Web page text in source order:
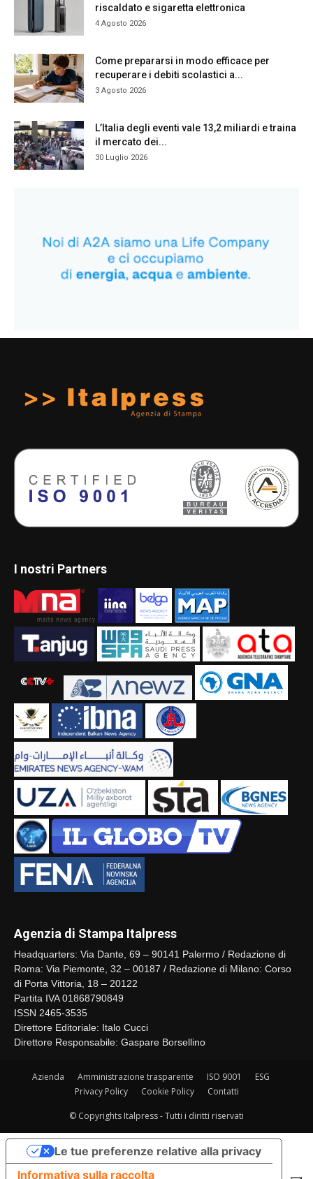
riscaldato e sigaretta elettronica
4 Agosto 2026
Come prepararsi in modo efficace per
recuperare i debiti scolastici a...
3 Agosto 2026
L’Italia degli eventi vale 13,2 miliardi e traina
il mercato dei...
30 Luglio 2026
I nostri Partners
Agenzia di Stampa Italpress
Headquarters: Via Dante, 69 – 90141 Palermo / Redazione di
Roma: Via Piemonte, 32 – 00187 / Redazione di Milano: Corso
di Porta Vittoria, 18 – 20122
Partita IVA 01868790849
ISSN 2465-3535
Direttore Editoriale: Italo Cucci
Direttore Responsabile: Gaspare Borsellino
Azienda Amministrazione trasparente ISO 9001
ESG
Privacy Policy
Cookie Policy Contatti
© Copyrights Italpress - Tutti i diritti riservati
Informativa sulla raccolta
Le tue preferenze relative alla privacy